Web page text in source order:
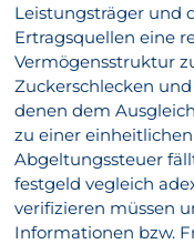
Leistungsträger und
Ertragsquellen eine
Vermögensstruktur
Zuckerschlecken
denen dem
zu einer
Abgeltungssteuer
festgeld vegleich
verifizieren müssen
Informationen bzw.